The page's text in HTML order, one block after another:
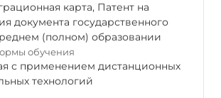
карта, Патент на
документа государственного
(полном) образовании
обучения
с применением дистанционных
технологий